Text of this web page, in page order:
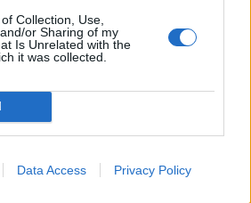
Collection, Use,
or Sharing of my
Is Unrelated with the
it was collected.
Data Access Privacy Policy